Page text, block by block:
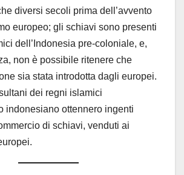
diversi secoli prima dell’avvento
europeo; gli schiavi sono presenti
dell’Indonesia pre-coloniale, e,
non è possibile ritenere che
sia stata introdotta dagli europei.
dei regni islamici
indonesiano ottennero ingenti
di schiavi, venduti ai